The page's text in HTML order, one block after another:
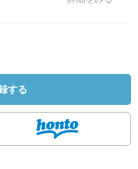
クチェーン
らすもの。主権をGAFA
手に回復させる。
の主権回復運動といえ
さないこと」
する